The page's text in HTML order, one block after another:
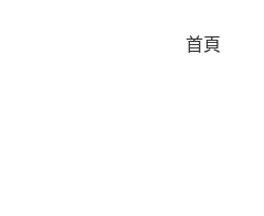
首頁